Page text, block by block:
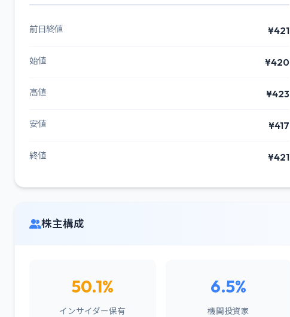
前日終値 ¥421
始値 ¥420
高値 ¥423
安値 ¥417
終値 ¥421
株主構成
50.1%
インサイダー保有
6.5%
機関投資家